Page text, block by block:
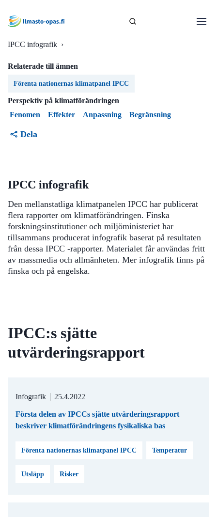
IPCC infografik ›
IPCC infografik
Den mellanstatliga klimatpanelen IPCC har publicerat
flera rapporter om klimatförändringen. Finska
forskningsinstitutioner och miljöministeriet har
tillsammans producerat infografik baserat på resultaten
från dessa IPCC -rapporter. Materialet får användas fritt
av massmedia och allmänheten. Mer infografik finns på
finska och på engelska.
IPCC:s sjätte
utvärderingsrapport
Infografik 25.4.2022
Första delen av IPCCs sjätte utvärderingsrapport
beskriver klimatförändringens fysikaliska bas
Förenta nationernas klimatpanel IPCC Temperatur
Utsläpp Risker
Relaterade till ämnen
Förenta nationernas klimatpanel IPCC
Perspektiv på klimatförändringen
Fenomen
Effekter Anpassning Begränsning
Dela